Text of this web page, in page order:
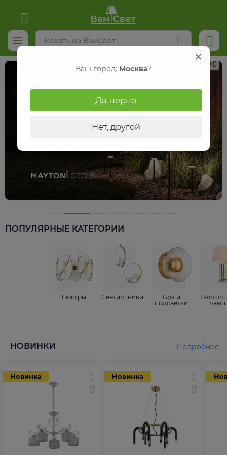
Реклама
ПОПУЛЯРНЫЕ КАТЕГОРИИ
Люстры Светильники
Бра и
подсветки
НОВИНКИ
Новинка Новинка
Подробнее
Ваш город: Москва?
Да, верно
Нет, другой